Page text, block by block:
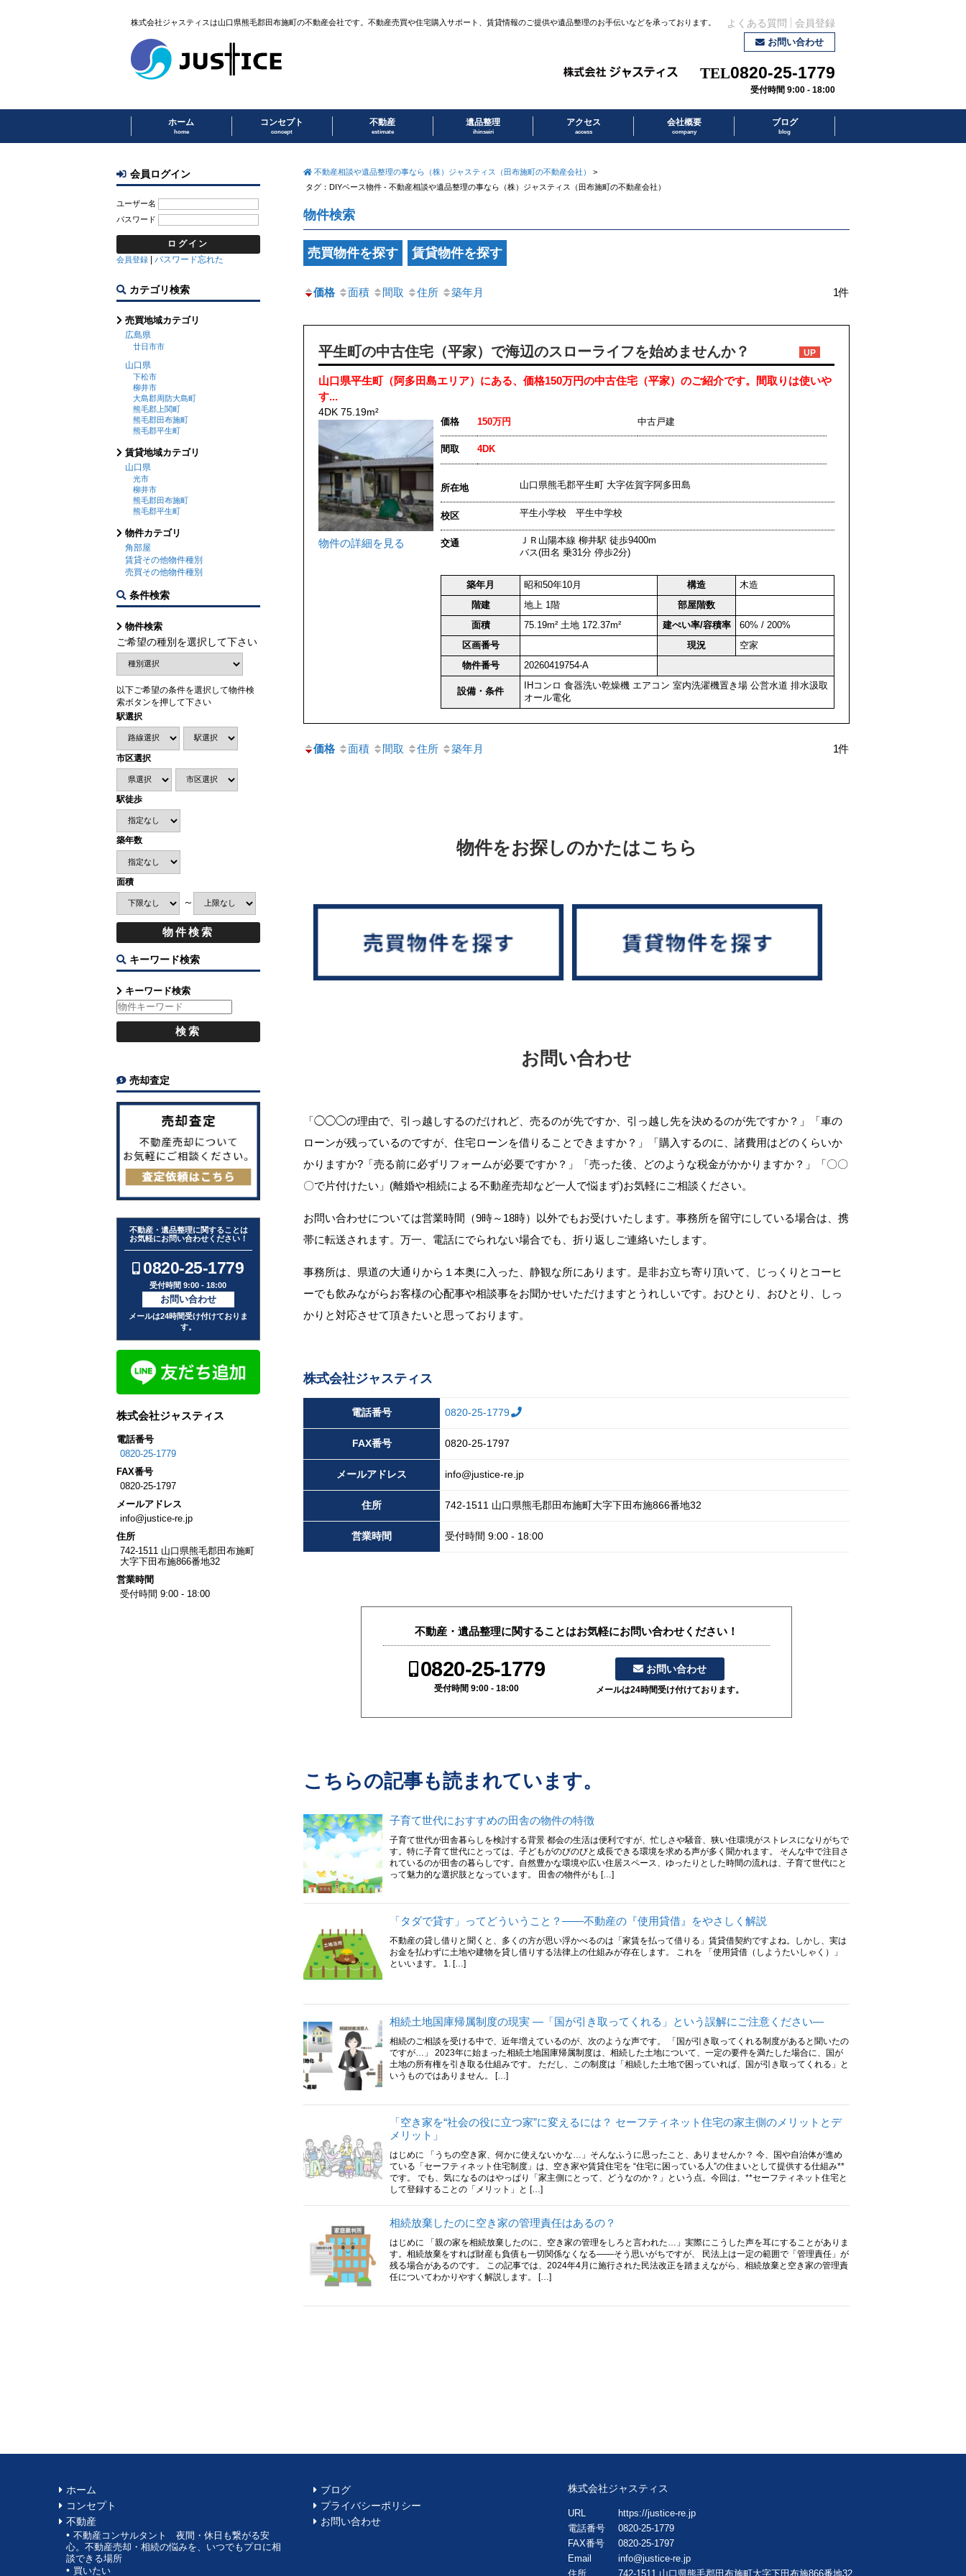
株式会社ジャスティスは山口県熊毛郡田布施町の不動産会社です。不動産売買や住宅購入サポート、賃貸情報のご提供や遺品整理のお手伝いなどを承っております。 よくある質問
会員登録
お問い合わせ
0820-25-1779
受付時間 9:00 - 18:00
ホーム
home
コンセプト
concept
不動産
estimate
遺品整理
ihinseiri
アクセス
access
会社概要
company
ブログ
blog
不動産相談や遺品整理の事なら（株）ジャスティス（田布施町の不動産会社）
>
タグ：DIYベース物件 - 不動産相談や遺品整理の事なら（株）ジャスティス（田布施町の不動産会社）
物件検索
売買物件を探す 賃貸物件を探す
価格 面積 間取 住所 築年月 1件
平生町の中古住宅（平家）で海辺のスローライフを始めませんか？ UP
山口県平生町（阿多田島エリア）にある、価格150万円の中古住宅（平家）のご紹介です。間取りは使いや
す...
4DK 75.19m²
物件の詳細を見る
価格 150万円 中古戸建
間取 4DK
所在地 山口県熊毛郡平生町 大字佐賀字阿多田島
校区 平生小学校 平生中学校
交通
ＪＲ山陽本線 柳井駅 徒歩9400m
バス(田名 乗31分 停歩2分)
築年月 昭和50年10月 構造
木造
階建
地上 1階
部屋階数
面積
75.19m² 土地 172.37m² 建ぺい率/容積率
60% / 200%
区画番号
現況
空家
物件番号
20260419754-A
設備・条件
IHコンロ 食器洗い乾燥機 エアコン 室内洗濯機置き場 公営水道 排水汲取
オール電化
価格 面積 間取 住所 築年月 1件
物件をお探しのかたはこちら
お問い合わせ
「◯◯◯の理由で、引っ越しするのだけれど、売るのが先ですか、引っ越し先を決めるのが先ですか？」「車の
ローンが残っているのですが、住宅ローンを借りることできますか？」「購入するのに、諸費用はどのくらいか
かりますか?「売る前に必ずリフォームが必要ですか？」「売った後、どのような税金がかかりますか？」「〇〇
〇で片付けたい」(離婚や相続による不動産売却など一人で悩まず)お気軽にご相談ください。
お問い合わせについては営業時間（9時～18時）以外でもお受けいたします。事務所を留守にしている場合は、携
帯に転送されます。万一、電話にでられない場合でも、折り返しご連絡いたします。
事務所は、県道の大通りから１本奥に入った、静観な所にあります。是非お立ち寄り頂いて、じっくりとコーヒ
ーでも飲みながらお客様の心配事や相談事をお聞かせいただけますとうれしいです。おひとり、おひとり、しっ
かりと対応させて頂きたいと思っております。
株式会社ジャスティス
電話番号 0820-25-1779
FAX番号 0820-25-1797
メールアドレス info@justice-re.jp
住所 742-1511 山口県熊毛郡田布施町大字下田布施866番地32
営業時間 受付時間 9:00 - 18:00
不動産・遺品整理に関することはお気軽にお問い合わせください！
0820-25-1779
受付時間 9:00 - 18:00
お問い合わせ
メールは24時間受け付けております。
こちらの記事も読まれています。
子育て世代におすすめの田舎の物件の特徴
子育て世代が田舎暮らしを検討する背景 都会の生活は便利ですが、忙しさや騒音、狭い住環境がストレスになりがちで
す。特に子育て世代にとっては、子どもがのびのびと成長できる環境を求める声が多く聞かれます。 そんな中で注目さ
れているのが田舎の暮らしです。自然豊かな環境や広い住居スペース、ゆったりとした時間の流れは、子育て世代にと
って魅力的な選択肢となっています。 田舎の物件がも […]
「タダで貸す」ってどういうこと？——不動産の『使用貸借』をやさしく解説
不動産の貸し借りと聞くと、多くの方が思い浮かべるのは「家賃を払って借りる」賃貸借契約ですよね。しかし、実は
お金を払わずに土地や建物を貸し借りする法律上の仕組みが存在します。 これを 「使用貸借（しようたいしゃく）」
といいます。 1. […]
相続土地国庫帰属制度の現実 ―「国が引き取ってくれる」という誤解にご注意ください―
相続のご相談を受ける中で、近年増えているのが、次のような声です。 「国が引き取ってくれる制度があると聞いたの
ですが…」 2023年に始まった相続土地国庫帰属制度は、相続した土地について、一定の要件を満たした場合に、国が
土地の所有権を引き取る仕組みです。 ただし、この制度は「相続した土地で困っていれば、国が引き取ってくれる」と
いうものではありません。 […]
「空き家を“社会の役に立つ家”に変えるには？ セーフティネット住宅の家主側のメリットとデ
メリット」
はじめに 「うちの空き家、何かに使えないかな…」そんなふうに思ったこと、ありませんか？ 今、国や自治体が進め
ている「セーフティネット住宅制度」は、空き家や賃貸住宅を “住宅に困っている人”の住まいとして提供する仕組み**
です。 でも、気になるのはやっぱり「家主側にとって、どうなのか？」という点。今回は、**セーフティネット住宅と
して登録することの「メリット」と […]
相続放棄したのに空き家の管理責任はあるの？
はじめに 「親の家を相続放棄したのに、空き家の管理をしろと言われた…」実際にこうした声を耳にすることがありま
す。相続放棄をすれば財産も負債も一切関係なくなる――そう思いがちですが、 民法上は一定の範囲で「管理責任」が
残る場合があるのです。 この記事では、2024年4月に施行された民法改正を踏まえながら、相続放棄と空き家の管理責
任についてわかりやすく解説します。 […]
会員ログイン
ユーザー名
パスワード
会員登録 | パスワード忘れた
カテゴリ検索
売買地域カテゴリ
広島県
廿日市市
山口県
下松市
柳井市
大島郡周防大島町
熊毛郡上関町
熊毛郡田布施町
熊毛郡平生町
賃貸地域カテゴリ
山口県
光市
柳井市
熊毛郡田布施町
熊毛郡平生町
物件カテゴリ
角部屋
賃貸その他物件種別
売買その他物件種別
条件検索
物件検索
ご希望の種別を選択して下さい
以下ご希望の条件を選択して物件検
索ボタンを押して下さい
駅選択
市区選択
駅徒歩
築年数
面積
～
キーワード検索
キーワード検索
売却査定
不動産・遺品整理に関することは
お気軽にお問い合わせください！
0820-25-1779
受付時間 9:00 - 18:00
お問い合わせ
メールは24時間受け付けておりま
す。
株式会社ジャスティス
電話番号
0820-25-1779
FAX番号
0820-25-1797
メールアドレス
info@justice-re.jp
住所
742-1511 山口県熊毛郡田布施町
大字下田布施866番地32
営業時間
受付時間 9:00 - 18:00
ホーム
コンセプト
不動産
不動産コンサルタント 夜間・休日も繋がる安
心。不動産売却・相続の悩みを、いつでもプロに相
談できる場所
買いたい
ブログ
プライバシーポリシー
お問い合わせ
株式会社ジャスティス
URL
https://justice-re.jp
電話番号
0820-25-1779
FAX番号
0820-25-1797
Email
info@justice-re.jp
住所
742-1511 山口県熊毛郡田布施町大字下田布施866番地32